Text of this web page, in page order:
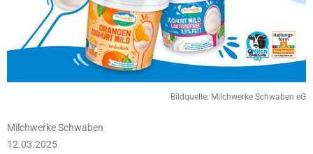
Bildquelle: Milchwerke Schwaben eG
Milchwerke Schwaben
12.03.2025